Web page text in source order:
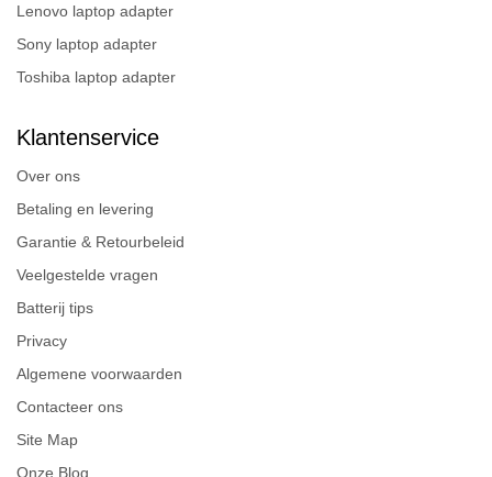
Lenovo laptop adapter
Sony laptop adapter
Toshiba laptop adapter
Klantenservice
Over ons
Betaling en levering
Garantie & Retourbeleid
Veelgestelde vragen
Batterij tips
Privacy
Algemene voorwaarden
Contacteer ons
Site Map
Onze Blog